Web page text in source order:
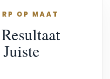
OP MAAT